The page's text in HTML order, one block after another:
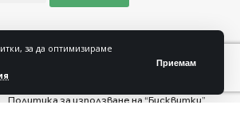
за да оптимизираме
Приемам
Последвайте ни
Политика за използване на “Бисквитки”